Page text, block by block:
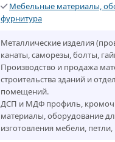
Мебельные материалы,
фурнитура
Металлические изделия
канаты, саморезы, болты,
Производство и продажа
строительства зданий и
помещений.
ДСП и МДФ профиль,
материалы, оборудование
изготовления мебели,